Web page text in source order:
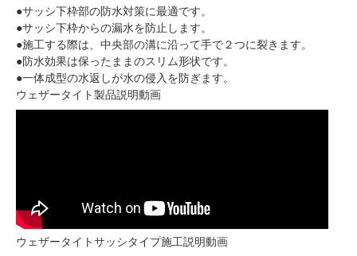
●サッシ下枠部の防水対策に最適です。
●サッシ下枠からの漏水を防止します。
●施工する際は、中央部の溝に沿って手で２つに裂きます。
●防水効果は保ったままのスリム形状です。
●一体成型の水返しが水の侵入を防ぎます。
ウェザータイト製品説明動画
ウェザータイトサッシタイプ施工説明動画